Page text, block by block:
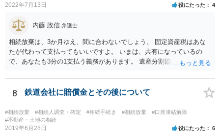
ば相続財産から支出しても単純承認と認められない可能性が高いの
2022年7月13日 役にたった 4
内藤 政信 弁護士
相続放棄は、3か月ゆえ、間に合わないでしょう。 固定資産税はあな
たが代わって支払ってもいいですよ。 いまは、共有になっているの
で、あなたも3分の1支払う義務があります。 遺産分割協議をして、不
払い義務があります。
8 鉄道会社に賠償金とその後について
#相続放棄 #相続人調査・確定 #相続手続き #相続放棄
#口座凍結解除
#不動産・土地の相続
2019年6月28日 役にたった 6